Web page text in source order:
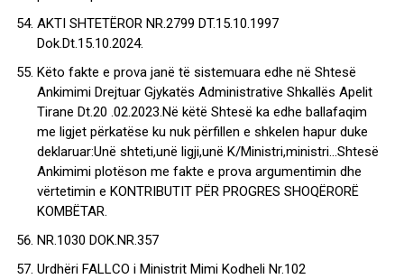
AKTI SHTETËROR NR.2799 DT.15.10.1997
Dok.Dt.15.10.2024.
Këto fakte e prova janë të sistemuara edhe në Shtesë
Ankimimi Drejtuar Gjykatës Administrative Shkallës Apelit
Tirane Dt.20 .02.2023.Në këtë Shtesë ka edhe ballafaqim
me ligjet përkatëse ku nuk përfillen e shkelen hapur duke
deklaruar:Unë shteti,unë ligji,unë K/Ministri,ministri…Shtesë
Ankimimi plotëson me fakte e prova argumentimin dhe
vërtetimin e KONTRIBUTIT PËR PROGRES SHOQËRORË
KOMBËTAR.
NR.1030 DOK.NR.357
Urdhëri FALLCO i Ministrit Mimi Kodheli Nr.102